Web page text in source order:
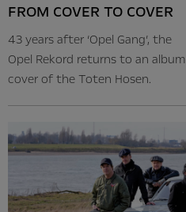
FROM COVER TO COVER
43 years after ‘Opel Gang’, the
Opel Rekord returns to an album
cover of the Toten Hosen.